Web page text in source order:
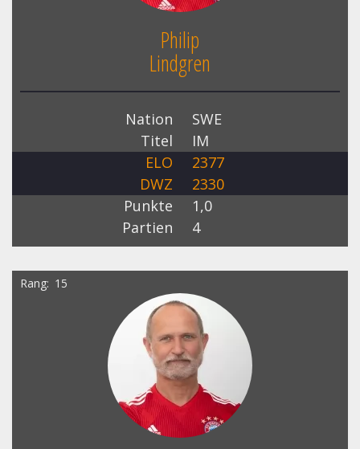
Philip
Lindgren
Nation
SWE
Titel
IM
ELO
2377
DWZ
2330
Punkte
1,0
Partien
4
Rang 15